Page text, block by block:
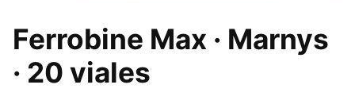
Ferrobine Max · Marnys
· 20 viales